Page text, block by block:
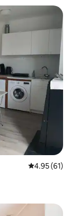
คะแนนเฉลี่ย
4.95 (61)